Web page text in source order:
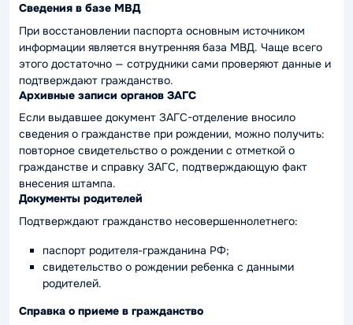
Сведения в базе МВД
При восстановлении паспорта основным источником
информации является внутренняя база МВД. Чаще всего
этого достаточно — сотрудники сами проверяют данные и
подтверждают гражданство.
Архивные записи органов ЗАГС
Если выдавшее документ ЗАГС-отделение вносило
сведения о гражданстве при рождении, можно получить:
повторное свидетельство о рождении с отметкой о
гражданстве и справку ЗАГС, подтверждающую факт
внесения штампа.
Документы родителей
Подтверждают гражданство несовершеннолетнего:
паспорт родителя-гражданина РФ;
свидетельство о рождении ребенка с данными
родителей.
Справка о приеме в гражданство